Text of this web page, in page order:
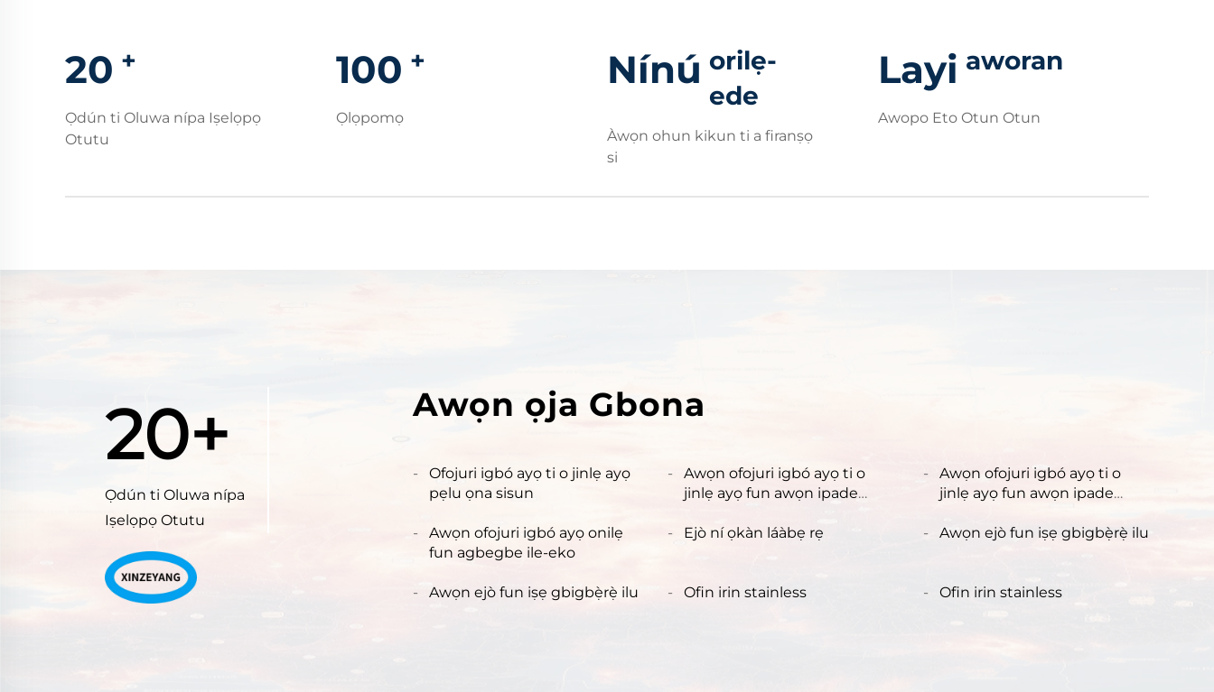
20 +
Ọdún ti Oluwa nípa Iṣelọpọ
Otutu
100 +
Ọlọpomọ
Nínú orilẹ-
ede
Àwọn ohun kikun ti a firanṣọ
si
Layi aworan
Awopo Eto Otun Otun
20+
Ọdún ti Oluwa nípa
Iṣelọpọ Otutu
Awọn ọja Gbona
Ofojuri igbó ayọ ti o jinlẹ ayọ
pẹlu ọna sisun
Awọn ofojuri igbó ayọ ti o
jinlẹ ayọ fun awọn ipade
Awọn ofojuri igbó ayọ ti o
jinlẹ ayọ fun awọn ipade
Awọn ofojuri igbó ayọ onilẹ
fun agbegbe ile-eko
Ejò ní ọkàn láàbẹ rẹ Awọn ejò fun iṣẹ gbigbẹ̀rẹ̀ ilu
Awọn ejò fun iṣẹ gbigbẹ̀rẹ̀ ilu Ofin irin stainless Ofin irin stainless